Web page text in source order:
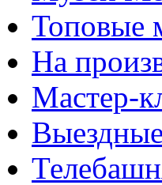
Топовые
На
Мастер-